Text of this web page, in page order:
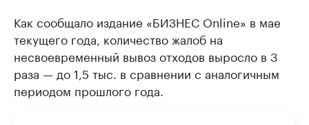
Как сообщало издание «БИЗНЕС Online» в мае
текущего года, количество жалоб на
несвоевременный вывоз отходов выросло в 3
раза — до 1,5 тыс. в сравнении с аналогичным
периодом прошлого года.